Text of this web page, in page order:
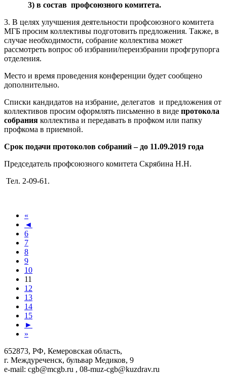
3) в состав профсоюзного комитета.
3. В целях улучшения деятельности профсоюзного комитета
МГБ просим коллективы подготовить предложения. Также, в
случае необходимости, собрание коллектива может
рассмотреть вопрос об избрании/переизбрании профгрупорга
отделения.
Место и время проведения конференции будет сообщено
дополнительно.
Списки кандидатов на избрание, делегатов и предложения от
коллективов просим оформлять письменно в виде протокола
собрания коллектива и передавать в профком или папку
профкома в приемной.
Срок подачи протоколов собраний – до 11.09.2019 года
Председатель профсоюзного комитета Скрябина Н.Н.
Тел. 2-09-61.
«
◄
6
7
8
9
10
11
12
13
14
15
►
»
652873, РФ, Кемеровская область,
г. Междуреченск, бульвар Медиков, 9
e-mail: cgb@mcgb.ru , 08-muz-cgb@kuzdrav.ru